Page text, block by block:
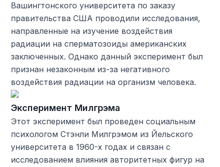
Вашингтонского университета по заказу
правительства США проводили исследования,
направленные на изучение воздействия
радиации на сперматозоиды американских
заключенных. Однако данный эксперимент был
признан незаконным из-за негативного
воздействия радиации на организм человека.
Эксперимент Милгрэма
Этот эксперимент был проведен социальным
психологом Стэнли Милгрэмом из Йельского
университета в 1960-х годах и связан с
исследованием влияния авторитетных фигур на